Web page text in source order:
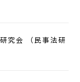
究会 （民事法研